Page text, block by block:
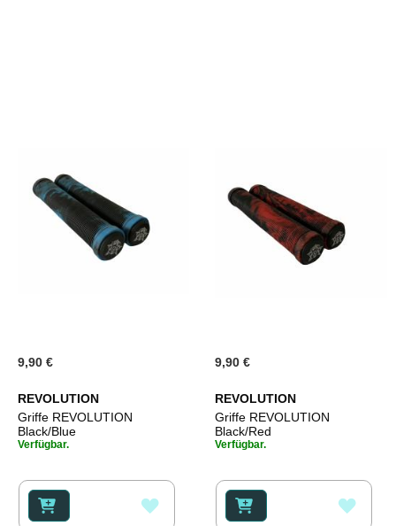
9,90 €
REVOLUTION
Griffe REVOLUTION
Black/Blue
Verfügbar.
9,90 €
REVOLUTION
Griffe REVOLUTION
Black/Red
Verfügbar.